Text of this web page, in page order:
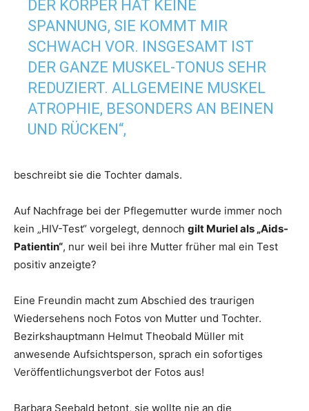
DER KÖRPER HAT KEINE
SPANNUNG, SIE KOMMT MIR
SCHWACH VOR. INSGESAMT IST
DER GANZE MUSKEL-TONUS SEHR
REDUZIERT. ALLGEMEINE MUSKEL
ATROPHIE, BESONDERS AN BEINEN
UND RÜCKEN“,
beschreibt sie die Tochter damals.
Auf Nachfrage bei der Pflegemutter wurde immer noch
kein „HIV-Test“ vorgelegt, dennoch gilt Muriel als „Aids-
Patientin“, nur weil bei ihre Mutter früher mal ein Test
positiv anzeigte?
Eine Freundin macht zum Abschied des traurigen
Wiedersehens noch Fotos von Mutter und Tochter.
Bezirkshauptmann Helmut Theobald Müller mit
anwesende Aufsichtsperson, sprach ein sofortiges
Veröffentlichungsverbot der Fotos aus!
Barbara Seebald betont, sie wollte nie an die